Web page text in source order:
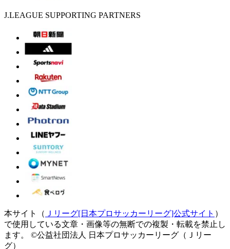
J.LEAGUE SUPPORTING PARTNERS
本サイト（ Ｊリーグ[日本プロサッカーリーグ]公式サイト ）
で使用している文章・画像等の無断での複製・転載を禁止し
ます。
©公益社団法人 日本プロサッカーリーグ（Ｊリー
グ）